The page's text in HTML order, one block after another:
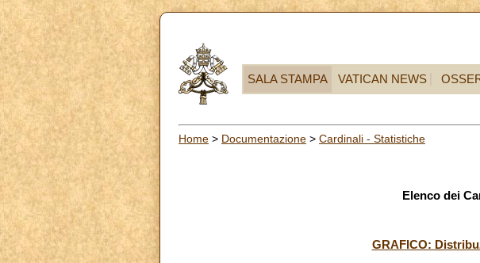
SALA STAMPA VATICAN NEWS
Home > Documentazione > Cardinali - Statistiche
Elenco dei
GRAFICO: